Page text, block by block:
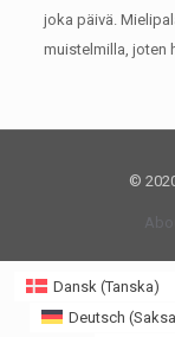
joka päivä.
muistelmilla, joten
©
Dansk (Tanska)
Deutsch (Saksa